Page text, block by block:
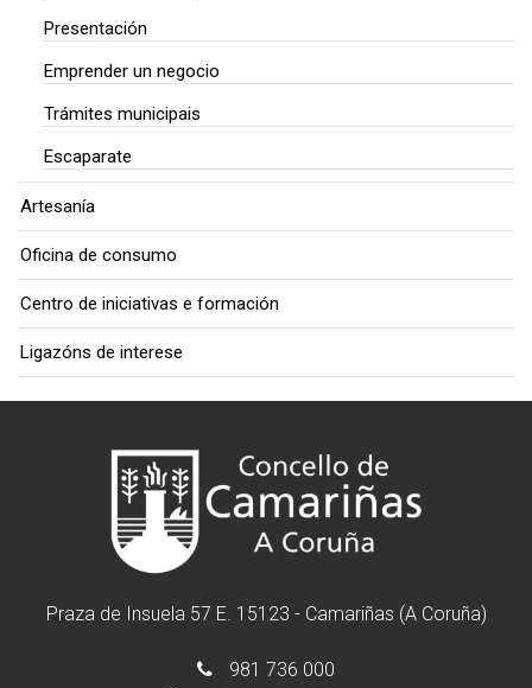
Presentación
Emprender un negocio
Trámites municipais
Escaparate
Artesanía
Oficina de consumo
Centro de iniciativas e formación
Ligazóns de interese
Praza de Insuela 57 E. 15123 - Camariñas (A Coruña)
981 736 000